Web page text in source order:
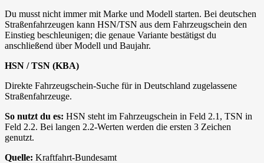
Du musst nicht immer mit Marke und Modell starten. Bei deutschen
Straßenfahrzeugen kann HSN/TSN aus dem Fahrzeugschein den
Einstieg beschleunigen; die genaue Variante bestätigst du
anschließend über Modell und Baujahr.
HSN / TSN (KBA)
Direkte Fahrzeugschein-Suche für in Deutschland zugelassene
Straßenfahrzeuge.
So nutzt du es: HSN steht im Fahrzeugschein in Feld 2.1, TSN in
Feld 2.2. Bei langen 2.2-Werten werden die ersten 3 Zeichen
genutzt.
Quelle: Kraftfahrt-Bundesamt